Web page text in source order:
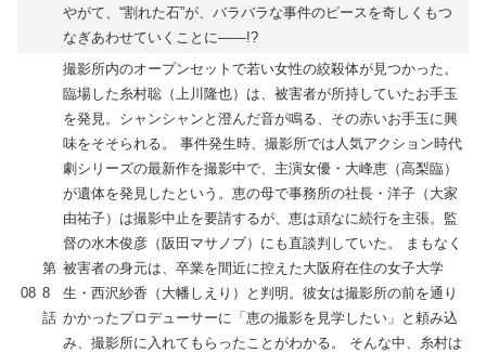
やがて、“割れた石”が、バラバラな事件のピースを奇しくもつ
なぎあわせていくことに――!?
08
第
8
話
撮影所内のオープンセットで若い女性の絞殺体が見つかった。
臨場した糸村聡（上川隆也）は、被害者が所持していたお手玉
を発見。シャンシャンと澄んだ音が鳴る、その赤いお手玉に興
味をそそられる。 事件発生時、撮影所では人気アクション時代
劇シリーズの最新作を撮影中で、主演女優・大峰恵（高梨臨）
が遺体を発見したという。恵の母で事務所の社長・洋子（大家
由祐子）は撮影中止を要請するが、恵は頑なに続行を主張。監
督の水木俊彦（阪田マサノブ）にも直談判していた。 まもなく
被害者の身元は、卒業を間近に控えた大阪府在住の女子大学
生・西沢紗香（大幡しえり）と判明。彼女は撮影所の前を通り
かかったプロデューサーに「恵の撮影を見学したい」と頼み込
み、撮影所に入れてもらったことがわかる。 そんな中、糸村は